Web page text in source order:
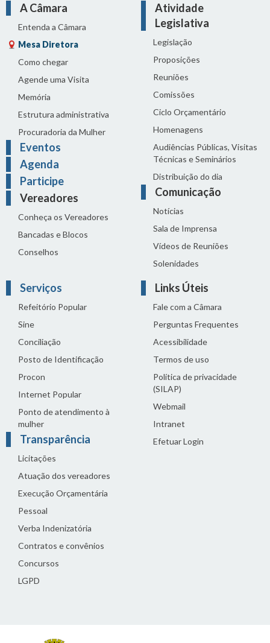
A Câmara
Entenda a Câmara
Mesa Diretora
Como chegar
Agende uma Visita
Memória
Estrutura administrativa
Procuradoria da Mulher
Eventos
Agenda
Participe
Vereadores
Conheça os Vereadores
Bancadas e Blocos
Conselhos
Atividade
Legislativa
Legislação
Proposições
Reuniões
Comissões
Ciclo Orçamentário
Homenagens
Audiências Públicas, Visitas
Técnicas e Seminários
Distribuição do dia
Comunicação
Notícias
Sala de Imprensa
Vídeos de Reuniões
Solenidades
Serviços
Refeitório Popular
Sine
Conciliação
Posto de Identificação
Procon
Internet Popular
Ponto de atendimento à
mulher
Transparência
Licitações
Atuação dos vereadores
Execução Orçamentária
Pessoal
Verba Indenizatória
Contratos e convênios
Concursos
LGPD
Links Úteis
Fale com a Câmara
Perguntas Frequentes
Acessibilidade
Termos de uso
Política de privacidade
(SILAP)
Webmail
Intranet
Efetuar Login